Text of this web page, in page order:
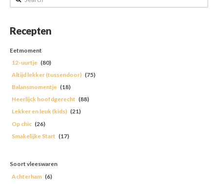
Recepten
Eetmoment
12-uurtje (80)
Altijd lekker (tussendoor) (75)
Balansmomentje (18)
Heerlijck hoofdgerecht (88)
Lekker en leuk (kids) (21)
Op chic (26)
Smakelijke Start (17)
Soort vleeswaren
Achterham (6)